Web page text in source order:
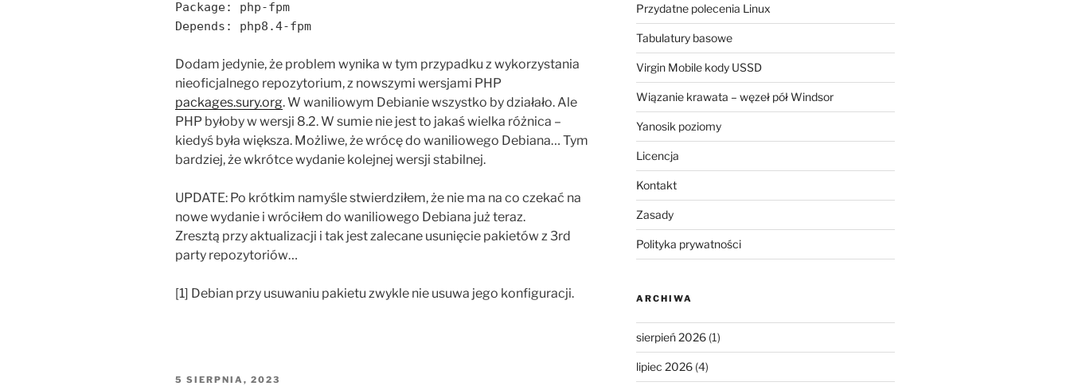
Package: php-fpm
Depends: php8.4-fpm
Dodam jedynie, że problem wynika w tym przypadku z wykorzystania
nieoficjalnego repozytorium, z nowszymi wersjami PHP
packages.sury.org. W waniliowym Debianie wszystko by działało. Ale
PHP byłoby w wersji 8.2. W sumie nie jest to jakaś wielka różnica –
kiedyś była większa. Możliwe, że wrócę do waniliowego Debiana… Tym
bardziej, że wkrótce wydanie kolejnej wersji stabilnej.
UPDATE: Po krótkim namyśle stwierdziłem, że nie ma na co czekać na
nowe wydanie i wróciłem do waniliowego Debiana już teraz.
Zresztą przy aktualizacji i tak jest zalecane usunięcie pakietów z 3rd
party repozytoriów…
[1] Debian przy usuwaniu pakietu zwykle nie usuwa jego konfiguracji.
OPUBLIKOWANE
5 SIERPNIA, 2023
Przydatne polecenia Linux
Tabulatury basowe
Virgin Mobile kody USSD
Wiązanie krawata – węzeł pół Windsor
Yanosik poziomy
Licencja
Kontakt
Zasady
Polityka prywatności
ARCHIWA
sierpień 2026(1)
lipiec 2026(4)